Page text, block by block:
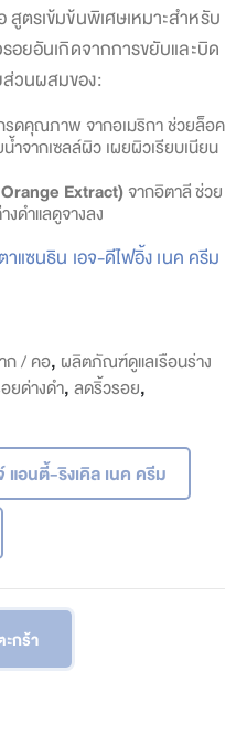
ตรเข้มข้นพิเศษเหมาะสำหรับ
ยอันเกิดจากการขยับและบิด
วนผสมของ:
รดคุณภาพ จากอเมริกา ช่วยล็อค
จากเซลล์ผิว เผยผิวเรียบเนียน
Extract)จากอิตาลี ช่วย
งดำแลดูจางลง
แซนธิน เอจ-ดีไฟอิ้ง เนค ครีม
ก / คอ, ผลิตภัณฑ์ดูแลเรือนร่าง
ยด่างดำ, ลดริ้วรอย,
แอนตี้-ริงเคิล เนค ครีม
กร้า